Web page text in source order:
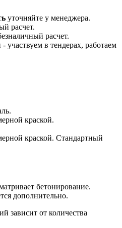
уточняйте у менеджера.
расчет.
расчет.
- участвуем в тендерах, работаем
краской.
краской. Стандартный
бетонирование.
дополнительно.
зависит от количества